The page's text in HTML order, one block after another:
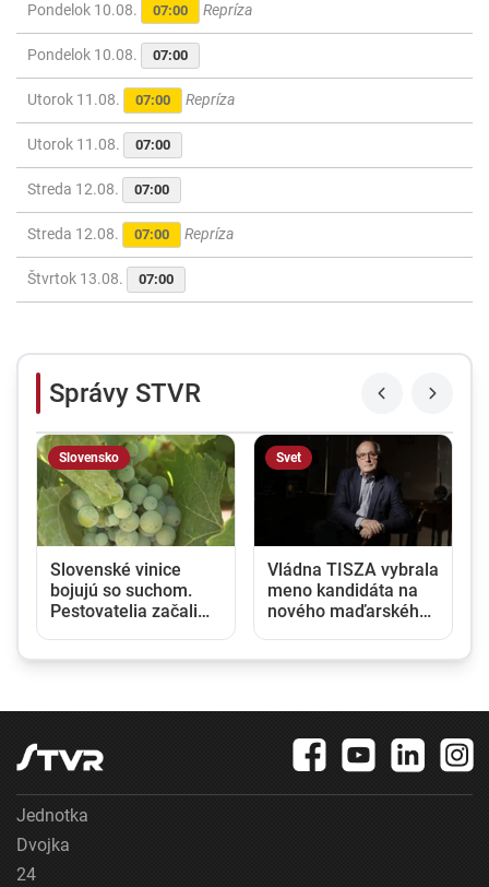
Pondelok 10.08. 07:00 Repríza
Pondelok 10.08. 07:00
Utorok 11.08. 07:00 Repríza
Utorok 11.08. 07:00
Streda 12.08. 07:00
Streda 12.08. 07:00 Repríza
Štvrtok 13.08. 07:00
Správy STVR
Slovensko
Slovenské vinice
bojujú so suchom.
Pestovatelia začali
Svet
Vládna TISZA vybrala
meno kandidáta na
nového maďarského
Jednotka
Dvojka
24